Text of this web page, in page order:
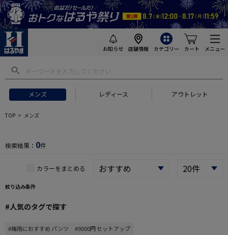
お知らせ 店舗情報 カテゴリー カート メニュー
メンズ レディース アウトレット
フトにおすすめ #セットアップ スーツ
TOP メンズ
検索結果： 0件
カラーをまとめる
絞り込み条件
#人気のタグで探す
#梅雨におすすめ パンツ
#9000円 セットアップ